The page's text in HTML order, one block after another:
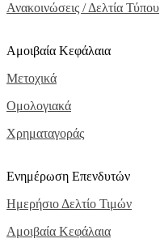
Ανακοινώσεις / Δελτία Τύπου
Αμοιβαία Κεφάλαια
Μετοχικά
Ομολογιακά
Χρηματαγοράς
Ενημέρωση Επενδυτών
Ημερήσιο Δελτίο Τιμών
Αμοιβαία Κεφάλαια